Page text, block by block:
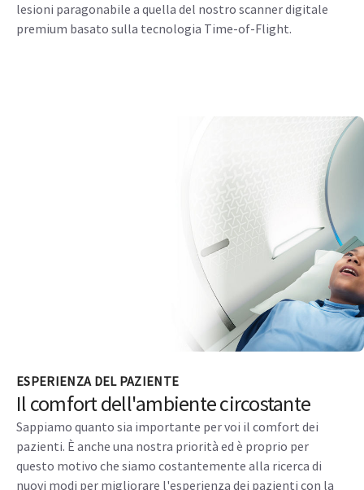
lesioni paragonabile a quella del nostro scanner digitale
premium basato sulla tecnologia Time-of-Flight.
ESPERIENZA DEL PAZIENTE
Il comfort dell'ambiente circostante
Sappiamo quanto sia importante per voi il comfort dei
pazienti. È anche una nostra priorità ed è proprio per
questo motivo che siamo costantemente alla ricerca di
nuovi modi per migliorare l'esperienza dei pazienti con la